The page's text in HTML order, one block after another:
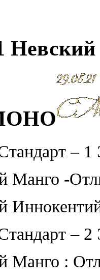
–
Манго -
– 2
Манго :